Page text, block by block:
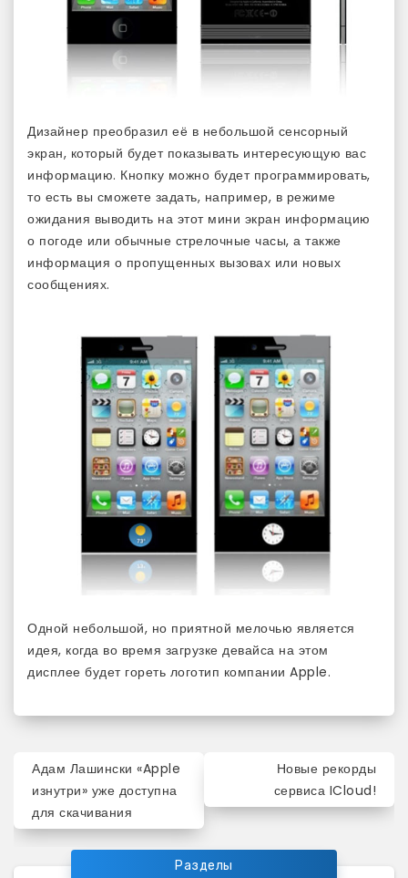
Дизайнер преобразил её в небольшой сенсорный
экран, который будет показывать интересующую вас
информацию. Кнопку можно будет программировать,
то есть вы сможете задать, например, в режиме
ожидания выводить на этот мини экран информацию
о погоде или обычные стрелочные часы, а также
информация о пропущенных вызовах или новых
сообщениях.
Одной небольшой, но приятной мелочью является
идея, когда во время загрузке девайса на этом
дисплее будет гореть логотип компании Apple.
Навигация
по
записям
Адам Лашински «Apple
изнутри» уже доступна
для скачивания
Новые рекорды
сервиса ICloud!
Разделы